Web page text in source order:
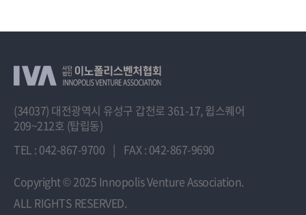
(34037) 대전광역시 유성구 갑천로 361-17, 윕스퀘어
209~212호 (탑립동)
TEL : 042-867-9700 | FAX : 042-867-9690
Copyright© 2025 Innopolis Venture Association.
ALL RIGHTS RESERVED.